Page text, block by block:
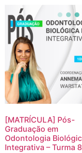
[MATRÍCULA] Pós-
Graduação em
Odontologia
Integrativa – Turma 8